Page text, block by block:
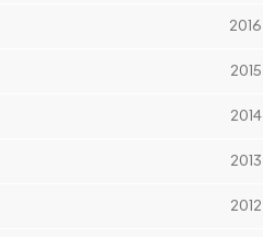
2016
2015
2014
2013
2012